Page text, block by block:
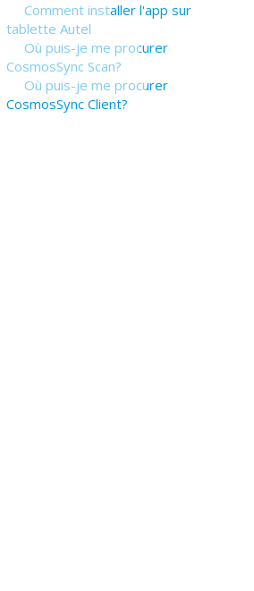
Comment installer l'app sur
tablette Autel
Où puis-je me procurer
CosmosSync Scan?
Où puis-je me procurer
CosmosSync Client?